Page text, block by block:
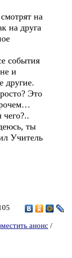
на
на друга
события
и
другие.
Это
ты
Учитель
анонс /